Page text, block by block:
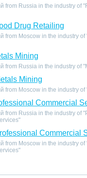
from Russia in the industry of
Drug Retailing
from Moscow in the industry of
Mining
from Russia in the industry of
Mining
from Moscow in the industry
Commercial
from Russia in the industry of
Commercial
from Moscow in the industry of